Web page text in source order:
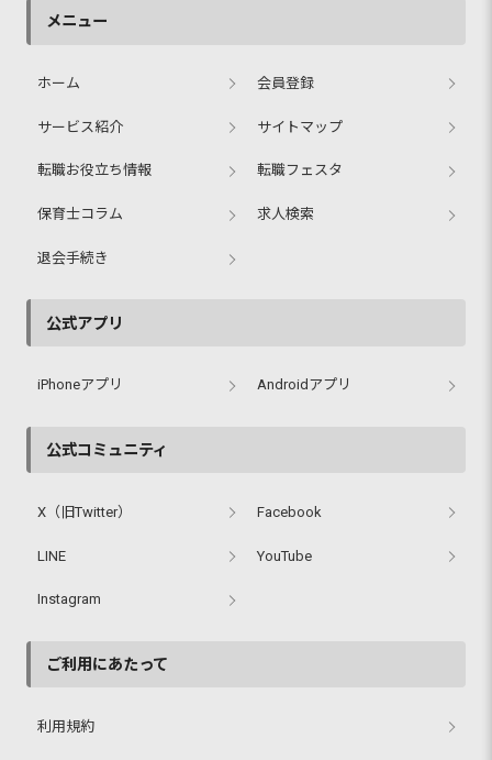
メニュー
ホーム 会員登録
サービス紹介 サイトマップ
転職お役立ち情報 転職フェスタ
保育士コラム 求人検索
退会手続き
公式アプリ
iPhoneアプリ Androidアプリ
公式コミュニティ
X（旧Twitter） Facebook
LINE YouTube
Instagram
ご利用にあたって
利用規約